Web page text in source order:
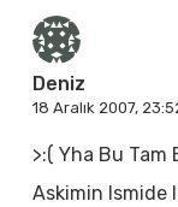
Deniz
18 Aralık 2007,
>:( Yha Bu Tam
Askimin Ismide